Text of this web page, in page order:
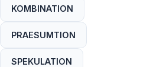
KOMBINATION
PRAESUMTION
SPEKULATION